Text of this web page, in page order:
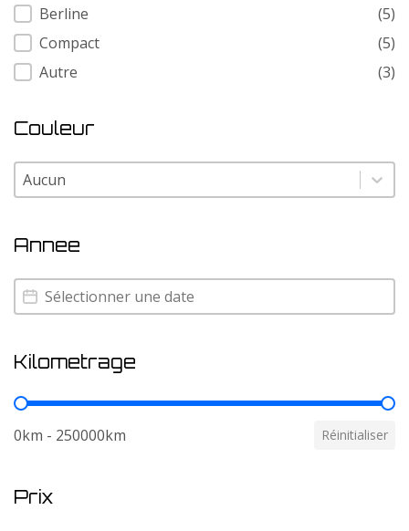
Berline
(5)
Compact
(5)
Autre
(3)
Couleur
Couleur
Couleur
Annee
Annee
Annee
Kilometrage
Kilometrage
0km - 250000km Réinitialiser
Prix